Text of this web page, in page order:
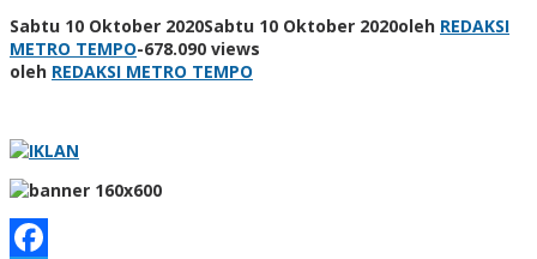
Sabtu 10 Oktober 2020Sabtu 10 Oktober 2020oleh REDAKSI
METRO TEMPO-678.090 views
oleh REDAKSI METRO TEMPO